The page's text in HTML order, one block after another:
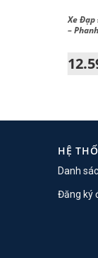
Xe Đạp
–
HỆ
Danh
Đăng ký